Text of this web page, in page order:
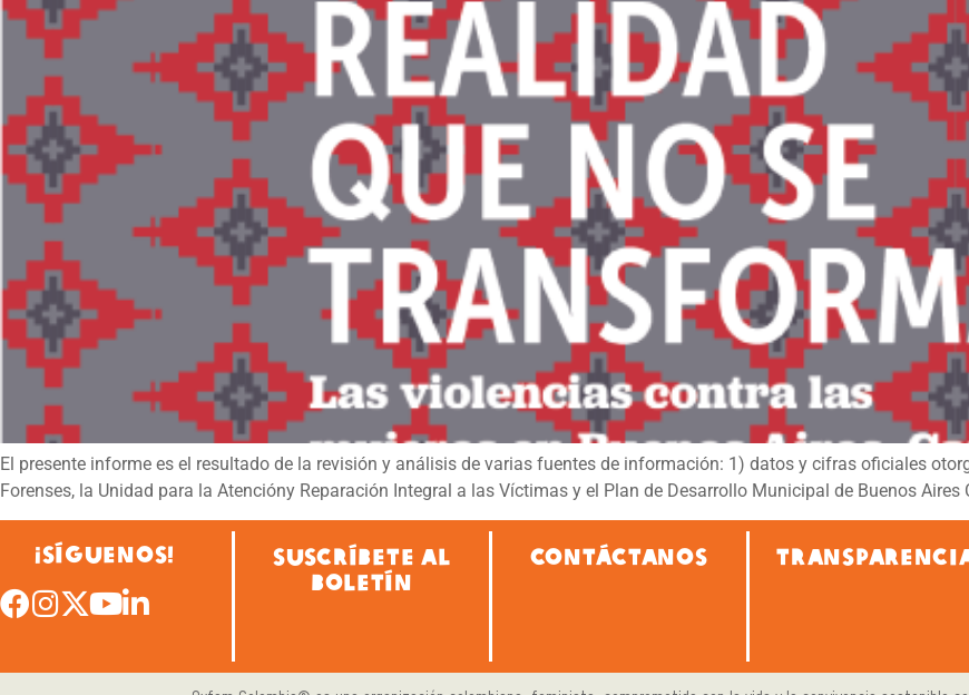
El presente informe es el resultado de la revisión y análisis de varias fuentes de información: 1) datos y cifras oficiales
Forenses, la Unidad para la Atencióny Reparación Integral a las Víctimas y el Plan de Desarrollo Municipal de Buenos
¡SÍGUENOS! SUSCRÍBETE AL
BOLETÍN
CONTÁCTANOS